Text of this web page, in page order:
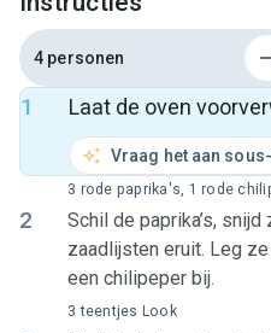
4 personen
1 Laat de oven
Vraag het aan
2
Schil de paprika’s,
zaadlijsten eruit. Leg
een chilipeper bij.
3 rode paprika's, 1 rode
3 teentjes Look